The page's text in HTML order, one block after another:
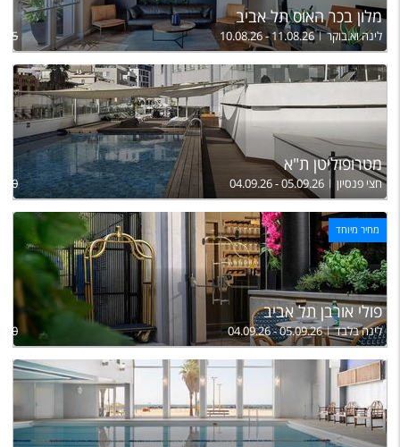
נגישות
עקבו אחרינו
מלון בכר האוס תל אביב
לינה וא.בוקר 10.08.26 - 11.08.26
מטרופוליטן ת"א
חצי פנסיון 04.09.26 - 05.09.26
מחיר מיוחד
פולי אורבן תל אביב
לינה בלבד 04.09.26 - 05.09.26
910